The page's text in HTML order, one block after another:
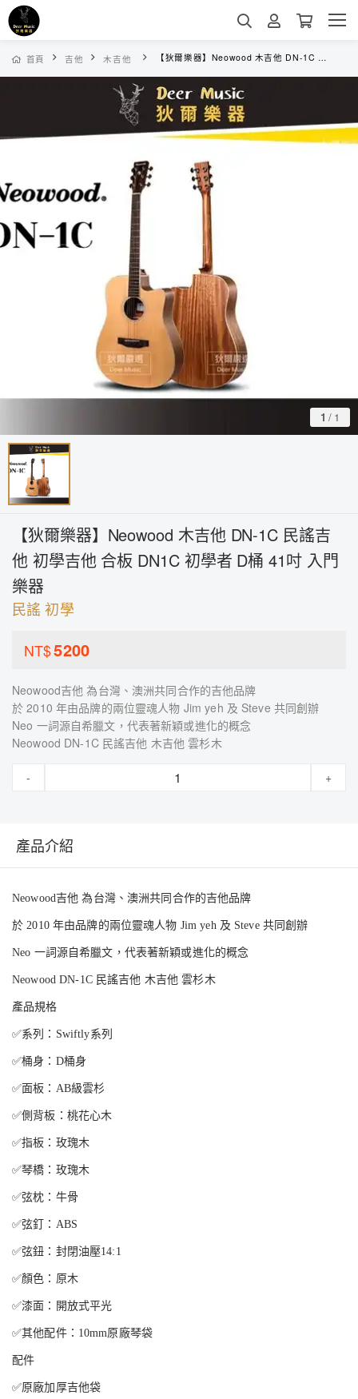
首頁 吉他 木吉他 【狄爾樂器】Neowood 木吉他 DN-1C 民謠吉他 初學吉他 合板 DN1C 初學者 D桶 41吋 入門 樂器
1 / 1
【狄爾樂器】Neowood 木吉他 DN-1C 民謠吉
他 初學吉他 合板 DN1C 初學者 D桶 41吋 入門
樂器
民謠 初學
NT$5200
Neowood吉他 為台灣、澳洲共同合作的吉他品牌
於 2010 年由品牌的兩位靈魂人物 Jim yeh 及 Steve 共同創辦
Neo 一詞源自希臘文，代表著新穎或進化的概念
Neowood DN-1C 民謠吉他 木吉他 雲杉木
- +
產品介紹
Neowood吉他 為台灣、澳洲共同合作的吉他品牌
於 2010 年由品牌的兩位靈魂人物 Jim yeh 及 Steve 共同創辦
Neo 一詞源自希臘文，代表著新穎或進化的概念
Neowood DN-1C 民謠吉他 木吉他 雲杉木
產品規格
✅系列：Swiftly系列
✅桶身：D桶身
✅面板：AB級雲杉
✅側背板：桃花心木
✅指板：玫瑰木
✅琴橋：玫瑰木
✅弦枕：牛骨
✅弦釘：ABS
✅弦鈕：封閉油壓14:1
✅顏色：原木
✅漆面：開放式平光
✅其他配件：10mm原廠琴袋
配件
✅原廠加厚吉他袋